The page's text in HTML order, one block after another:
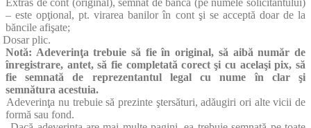
– este opţional, pt. virarea banilor în cont şi se acceptă doar de la
băncile afişate;
Dosar plic.
Notă: Adeverinţa trebuie să fie în original, să aibă număr de
înregistrare, antet, să fie completată corect şi cu acelaşi pix, să
fie semnată de reprezentantul legal cu nume în clar şi
semnătura acestuia.
Adeverinţa nu trebuie să prezinte ştersături, adăugiri ori alte vicii de
formă sau fond.